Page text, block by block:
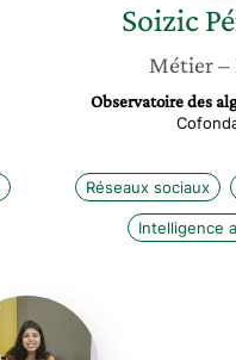
Soizic
Métier–
Observatoire des
Réseaux sociaux
Intelligence
Lamia
Mounavaraly